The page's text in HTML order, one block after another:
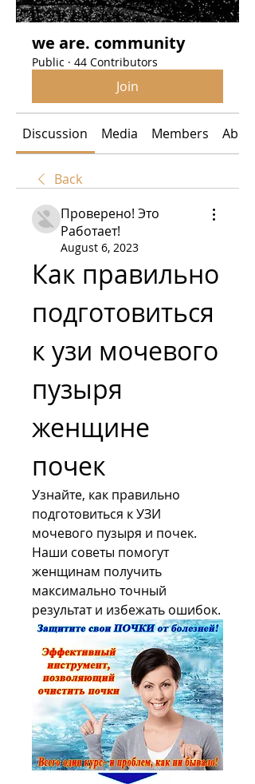
we are. community
Public · 44 Contributors
Join
Discussion Media Members About
Back
Проверено! Это
Работает!
August 6, 2023
Как правильно
подготовиться
к узи мочевого
пузыря
женщине
почек
Узнайте, как правильно
подготовиться к УЗИ
мочевого пузыря и почек.
Наши советы помогут
женщинам получить
максимально точный
результат и избежать ошибок.